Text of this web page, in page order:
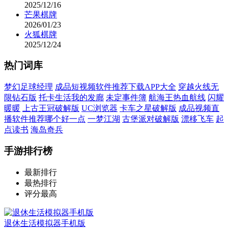
2025/12/16
芒果棋牌
2026/01/23
火狐棋牌
2025/12/24
热门词库
梦幻足球经理 成品短视频软件推荐下载APP大全 穿越火线无
限钻石版 托卡生活我的发廊 未定事件簿 航海王热血航线 闪耀
暖暖
上古王冠破解版 UC浏览器 卡车之星破解版 成品视频直
播软件推荐哪个好一点 一梦江湖 古堡派对破解版 漂移飞车 起
点读书 海岛奇兵
手游排行榜
最新排行
最热排行
评分最高
退休生活模拟器手机版